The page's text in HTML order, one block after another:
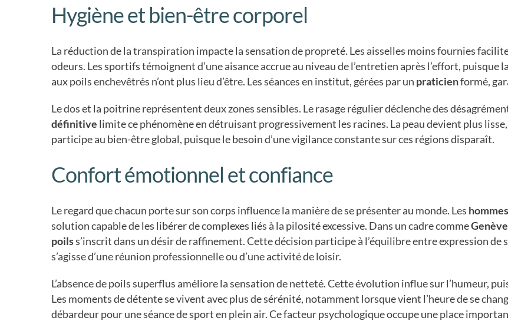
Hygiène et bien-être corporel
La réduction de la transpiration impacte la sensation de propreté. Les aisselles moins fournies
odeurs. Les sportifs témoignent d’une aisance accrue au niveau de l’entretien après l’effort,
aux poils enchevêtrés n’ont plus lieu d’être. Les séances en institut, gérées par un praticienformé,
Le dos et la poitrine représentent deux zones sensibles. Le rasage régulier déclenche des
définitive limite ce phénomène en détruisant progressivement les racines. La peau devient plus
participe au bien-être global, puisque le besoin d’une vigilance constante sur ces régions disparaît.
Confort émotionnel et confiance
Le regard que chacun porte sur son corps influence la manière de se présenter au monde. Les hommes
solution capable de les libérer de complexes liés à la pilosité excessive. Dans un cadre commeGenève
poilss’inscrit dans un désir de raffinement. Cette décision participe à l’équilibre entre expression de
s’agisse d’une réunion professionnelle ou d’une activité de loisir.
L’absence de poils superflus améliore la sensation de netteté. Cette évolution influe sur l’humeur,
Les moments de détente se vivent avec plus de sérénité, notamment lorsque vient l’heure de se
débardeur pour une séance de sport en plein air. Ce facteur psychologique occupe une place